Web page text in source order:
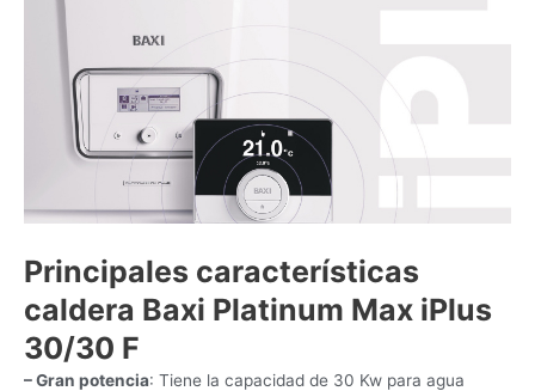
Principales características
caldera Baxi Platinum Max iPlus
30/30 F
– Gran potencia: Tiene la capacidad de 30 Kw para agua